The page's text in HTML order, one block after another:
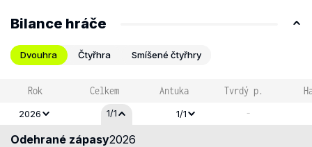
Bilance hráče
Dvouhra Čtyřhra Smíšené čtyřhry
Rok Celkem Antuka Tvrdý p.
2026 1/1 1/1 -
Odehrané zápasy2026